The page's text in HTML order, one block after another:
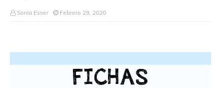
Sonia Esser Febrero 29, 2020